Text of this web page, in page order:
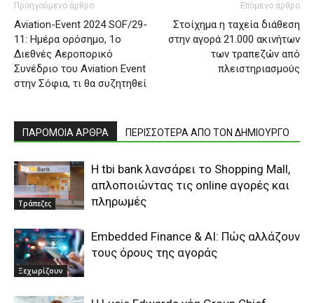
Προηγούμενο άρθρο
Aviation-Event 2024 SOF/29-
11: Ημέρα ορόσημο, 1ο
Διεθνές Αεροπορικό
Συνέδριο του Aviation Event
στην Σόφια, τι θα συζητηθεί
Επόμενο άρθρο
Στοίχημα η ταχεία διάθεση
στην αγορά 21.000 ακινήτων
των τραπεζών από
πλειστηριασμούς
ΠΑΡΟΜΟΙΑ ΑΡΘΡΑ ΠΕΡΙΣΣΟΤΕΡΑ ΑΠΟ ΤΟΝ ΔΗΜΙΟΥΡΓΟ
Τράπεζες
Η tbi bank λανσάρει το Shopping Mall,
απλοποιώντας τις online αγορές και
πληρωμές
Ξεχωρίζουν
Embedded Finance & AI: Πώς αλλάζουν
τους όρους της αγοράς